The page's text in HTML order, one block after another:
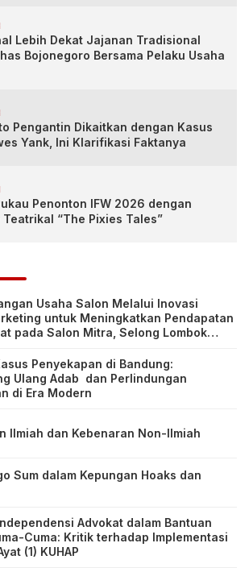
Lebih Dekat Jajanan Tradisional
Bojonegoro Bersama Pelaku Usaha
Pengantin Dikaitkan dengan Kasus
Yank, Ini Klarifikasi Faktanya
Penonton IFW 2026 dengan
Teatrikal “The Pixies Tales”
Usaha Salon Melalui Inovasi
untuk Meningkatkan Pendapatan
pada Salon Mitra, Selong Lombok
Penyekapan di Bandung:
Ulang Adab dan Perlindungan
di Era Modern
Ilmiah dan Kebenaran Non-Ilmiah
Sum dalam Kepungan Hoaks dan
Advokat dalam Bantuan
Cuma: Kritik terhadap Implementasi
(1) KUHAP